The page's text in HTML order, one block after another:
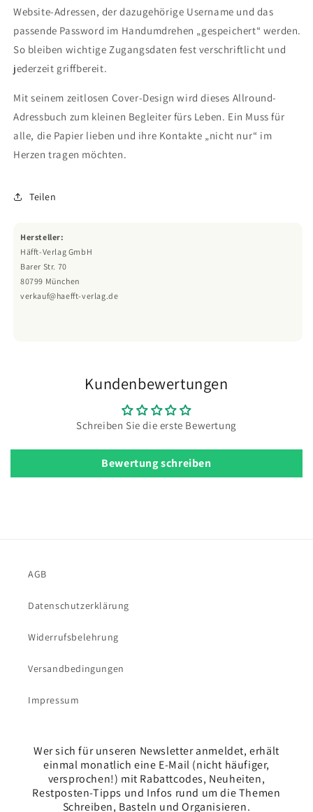
Website-Adressen, der dazugehörige Username und das
passende Password im Handumdrehen „gespeichert“ werden.
So bleiben wichtige Zugangsdaten fest verschriftlicht und
jederzeit griffbereit.
Mit seinem zeitlosen Cover-Design wird dieses Allround-
Adressbuch zum kleinen Begleiter fürs Leben. Ein Muss für
alle, die Papier lieben und ihre Kontakte „nicht nur“ im
Herzen tragen möchten.
Teilen
Hersteller:
Häfft-Verlag GmbH
Barer Str. 70
80799 München
verkauf@haefft-verlag.de
Kundenbewertungen
Schreiben Sie die erste Bewertung
Bewertung schreiben
AGB
Datenschutzerklärung
Widerrufsbelehrung
Versandbedingungen
Impressum
Wer sich für unseren Newsletter anmeldet, erhält
einmal monatlich eine E-Mail (nicht häufiger,
versprochen!) mit Rabattcodes, Neuheiten,
Restposten-Tipps und Infos rund um die Themen
Schreiben, Basteln und Organisieren.